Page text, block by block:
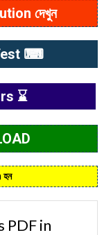
দেখুন
⌨
⌛
হন
PDF in